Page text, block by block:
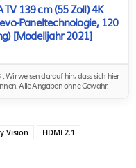
TV 139 cm (55 Zoll) 4K
Paneltechnologie, 120
[Modelljahr 2021]
Wir weisen darauf hin, dass sich hier
Alle Angaben ohne Gewähr.
Vision
HDMI 2.1